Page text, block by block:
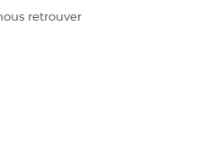
retrouver